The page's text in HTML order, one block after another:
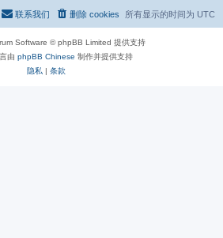
所有显示的时间为 UTC
删除 cookies
联系我们
Software © phpBB Limited 提供支持
由 phpBB Chinese 制作并提供支持
隐私 | 条款